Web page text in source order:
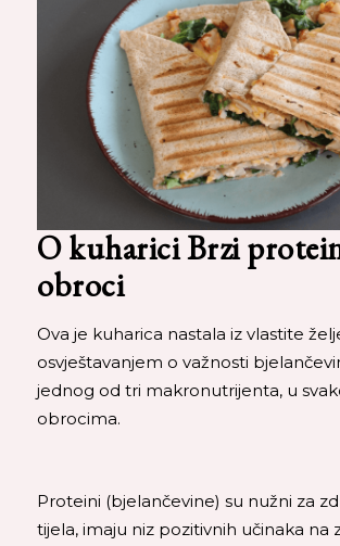
O kuharici Brzi
obroci
Ova je kuharica nastala iz vlastite
osvještavanjem o važnosti
jednog od tri makronutrijenta, u
obrocima.
Proteini (bjelančevine) su nužni za
tijela, imaju niz pozitivnih učinaka na